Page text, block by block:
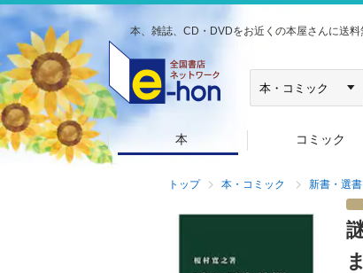
本、雑誌、CD・DVDをお近くの本屋さんに送料
本 コミック
トップ 本・コミック 新書・選書